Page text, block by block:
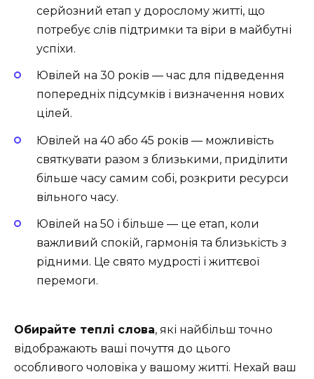
серйозний етап у дорослому житті, що
потребує слів підтримки та віри в майбутні
успіхи.
Ювілей на 30 років — час для підведення
попередніх підсумків і визначення нових
цілей.
Ювілей на 40 або 45 років — можливість
святкувати разом з близькими, приділити
більше часу самим собі, розкрити ресурси
вільного часу.
Ювілей на 50 і більше — це етап, коли
важливий спокій, гармонія та близькість з
рідними. Це свято мудрості і життєвої
перемоги.
Обирайте теплі слова, які найбільш точно
відображають ваші почуття до цього
особливого чоловіка у вашому житті. Нехай ваш